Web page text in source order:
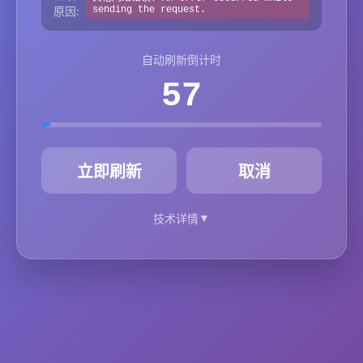
原因:
sending the request.
自动刷新倒计时
57
立即刷新 取消
技术详情▼